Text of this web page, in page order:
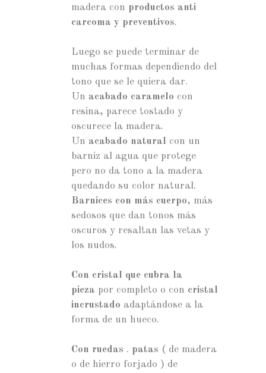
madera con productos anti
carcoma y preventivos.
Luego se puede terminar de
muchas formas dependiendo del
tono que se le quiera dar.
Un acabado caramelo con
resina, parece tostado y
oscurece la madera.
Un acabado natural con un
barniz al agua que protege
pero no da tono a la madera
quedando su color natural.
Barnices con más cuerpo, más
sedosos que dan tonos más
oscuros y resaltan las vetas y
los nudos.
Con cristal que cubra la
pieza por completo o con cristal
incrustado adaptándose a la
forma de un hueco.
Con ruedas . patas ( de madera
o de hierro forjado ) de